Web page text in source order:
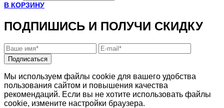
В КОРЗИНУ
ПОДПИШИСЬ И ПОЛУЧИ СКИДКУ
Подписаться
Мы используем файлы cookie для вашего удобства
пользования сайтом и повышения качества
рекомендаций. Если вы не хотите использовать файлы
cookie, измените настройки браузера.